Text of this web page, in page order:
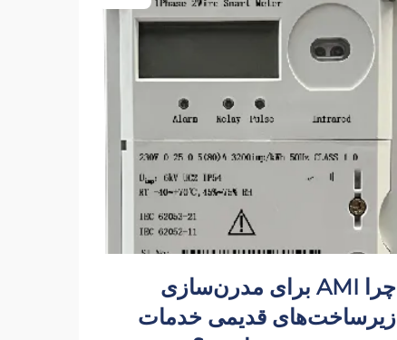
چرا AMI برای مدرن‌سازی
زیرساخت‌های قدیمی خدمات